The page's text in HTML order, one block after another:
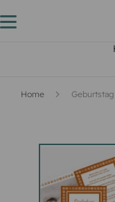
Home Geburtstag